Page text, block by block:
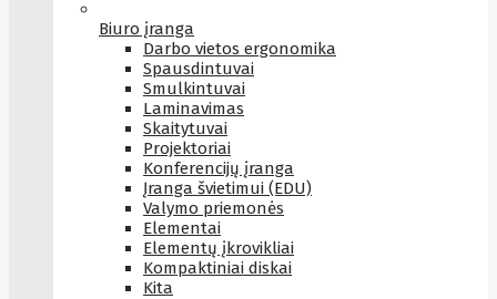
Biuro įranga
Darbo vietos ergonomika
Spausdintuvai
Smulkintuvai
Laminavimas
Skaitytuvai
Projektoriai
Konferencijų įranga
Įranga švietimui (EDU)
Valymo priemonės
Elementai
Elementų įkrovikliai
Kompaktiniai diskai
Kita